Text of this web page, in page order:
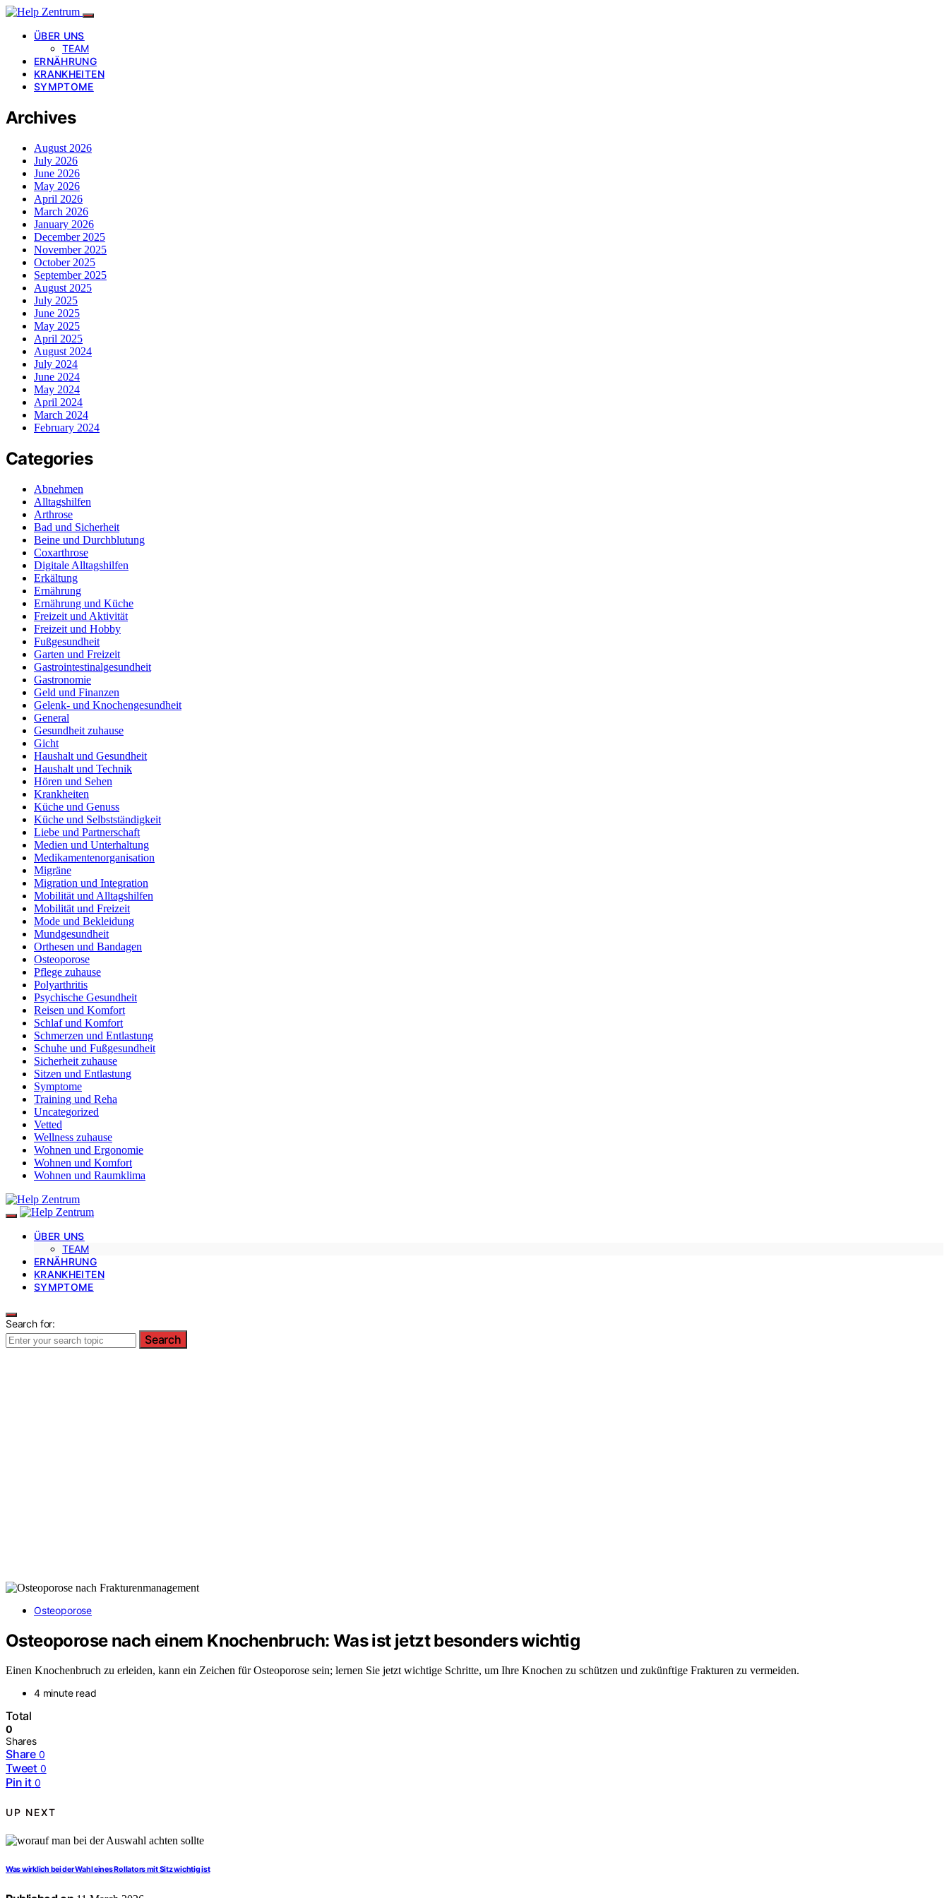
ÜBER UNS
TEAM
ERNÄHRUNG
KRANKHEITEN
SYMPTOME
Archives
August 2026
July 2026
June 2026
May 2026
April 2026
March 2026
January 2026
December 2025
November 2025
October 2025
September 2025
August 2025
July 2025
June 2025
May 2025
April 2025
August 2024
July 2024
June 2024
May 2024
April 2024
March 2024
February 2024
Categories
Abnehmen
Alltagshilfen
Arthrose
Bad und Sicherheit
Beine und Durchblutung
Coxarthrose
Digitale Alltagshilfen
Erkältung
Ernährung
Ernährung und Küche
Freizeit und Aktivität
Freizeit und Hobby
Fußgesundheit
Garten und Freizeit
Gastrointestinalgesundheit
Gastronomie
Geld und Finanzen
Gelenk- und Knochengesundheit
General
Gesundheit zuhause
Gicht
Haushalt und Gesundheit
Haushalt und Technik
Hören und Sehen
Krankheiten
Küche und Genuss
Küche und Selbstständigkeit
Liebe und Partnerschaft
Medien und Unterhaltung
Medikamentenorganisation
Migräne
Migration und Integration
Mobilität und Alltagshilfen
Mobilität und Freizeit
Mode und Bekleidung
Mundgesundheit
Orthesen und Bandagen
Osteoporose
Pflege zuhause
Polyarthritis
Psychische Gesundheit
Reisen und Komfort
Schlaf und Komfort
Schmerzen und Entlastung
Schuhe und Fußgesundheit
Sicherheit zuhause
Sitzen und Entlastung
Symptome
Training und Reha
Uncategorized
Vetted
Wellness zuhause
Wohnen und Ergonomie
Wohnen und Komfort
Wohnen und Raumklima
ÜBER UNS
TEAM
ERNÄHRUNG
KRANKHEITEN
SYMPTOME
Search for:
Search
Osteoporose
Osteoporose nach einem Knochenbruch: Was ist jetzt besonders wichtig
Einen Knochenbruch zu erleiden, kann ein Zeichen für Osteoporose sein; lernen Sie jetzt wichtige Schritte, um Ihre Knochen zu schützen und zukünftige Frakturen zu vermeiden.
4 minute read
Total
0
Shares
Share 0
Tweet 0
Pin it 0
UP NEXT
Was wirklich bei der Wahl eines Rollators mit Sitz wichtig ist